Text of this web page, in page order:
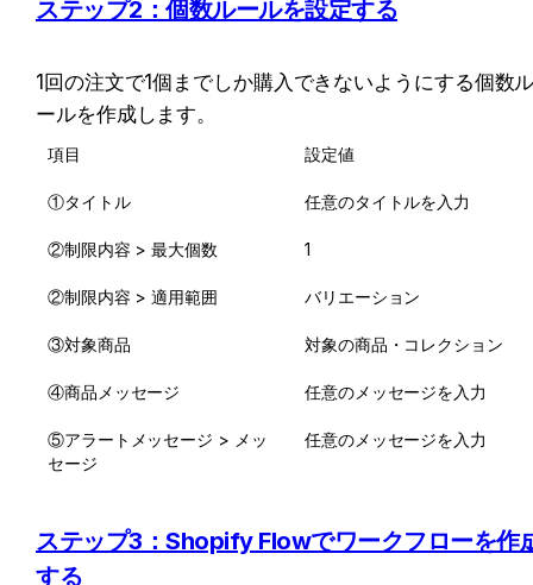
ステップ2：個数ルールを設定する
1回の注文で1個までしか購入できないようにする個数
ールを作成します。
項目 設定値
①タイトル 任意のタイトルを入力
②制限内容 > 最大個数 1
②制限内容 > 適用範囲 バリエーション
③対象商品 対象の商品・コレクション
④商品メッセージ 任意のメッセージを入力
⑤アラートメッセージ > メッ
セージ
任意のメッセージを入力
ステップ3：Shopify Flowでワークフローを作
する